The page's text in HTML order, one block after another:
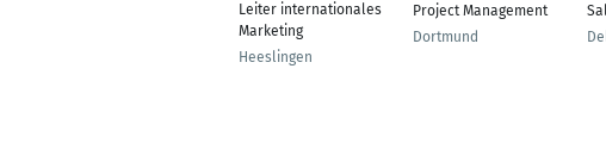
Leiter internationales
Marketing
Heeslingen
Project Management
Dortmund